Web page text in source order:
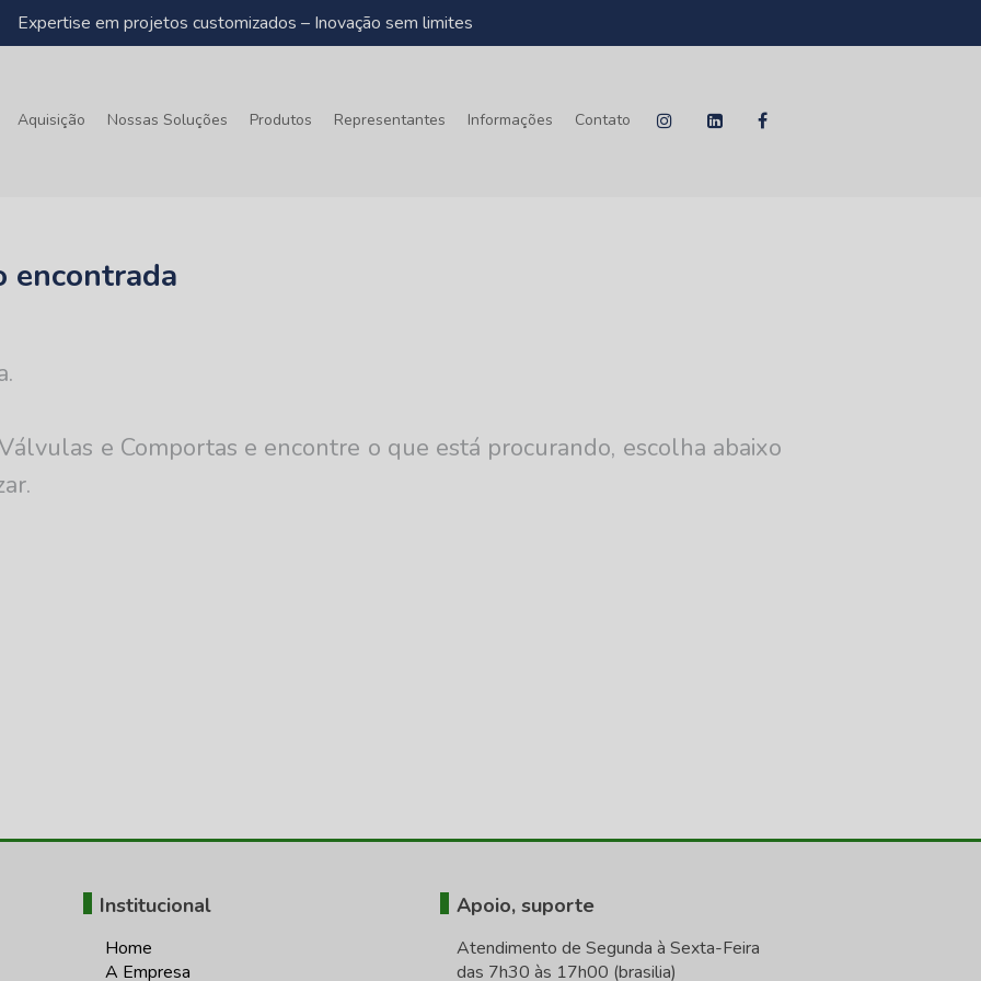
Expertise em projetos customizados – Inovação sem limites
Aquisição Nossas Soluções Produtos Representantes Informações Contato
encontrada
e Comportas e encontre o que está procurando, escolha abaixo
Institucional
Home
A Empresa
Apoio, suporte
Atendimento de Segunda à Sexta-Feira
das 7h30 às 17h00 (brasilia)